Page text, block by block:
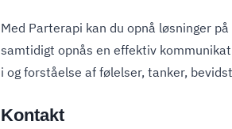
Med Parterapi kan du opnå løsninger
samtidigt opnås en effektiv
i og forståelse af følelser, tanker,
Kontakt